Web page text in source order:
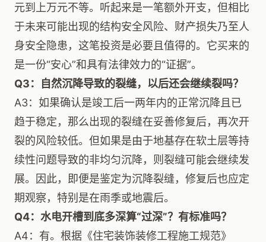
元到上万元不等。听起来是一笔额外开支，但相比
于未来可能出现的结构安全风险、财产损失乃至人
身安全隐患，这笔投资是必要且值得的。它买来的
是一份“安心”和具有法律效力的“证据”。
Q3：自然沉降导致的裂缝，以后还会继续裂吗？
A3：如果确认是竣工后一两年内的正常沉降且已
趋于稳定，那么出现的裂缝在妥善修复后，再次开
裂的风险较低。但如果是由于地基存在软土层等持
续性问题导致的非均匀沉降，则裂缝可能会继续发
展。因此，即便是鉴定为沉降裂缝，修复后也应定
期观察，特别是在雨季或地震后。
Q4：水电开槽到底多深算“过深”？有标准吗？
A4：有。根据《住宅装饰装修工程施工规范》